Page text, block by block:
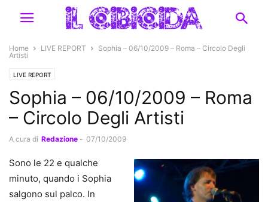
Home LIVE REPORT
Sophia – 06/10/2009 – Roma – Circolo Degli
Artisti
LIVE REPORT
Sophia – 06/10/2009 – Roma
– Circolo Degli Artisti
A cura di Redazione - 07/10/2009
Sono le 22 e qualche
minuto, quando i Sophia
salgono sul palco. In